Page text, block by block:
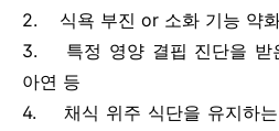
2. 식욕 부진 or 소화 기능 약
3. 특정 영양 결핍 진단을 받
아연 등
4. 채식 위주 식단을 유지하는